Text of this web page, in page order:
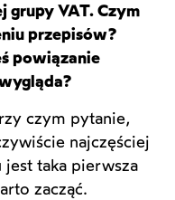
grupy VAT. Czym
przepisów?
powiązanie
czym pytanie,
najczęściej
taka pierwsza
zacząć.